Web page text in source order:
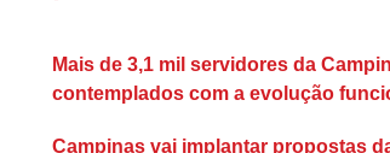
Mais de 3,1 mil servidores da
contemplados com a evolução
Campinas vai implantar propostas